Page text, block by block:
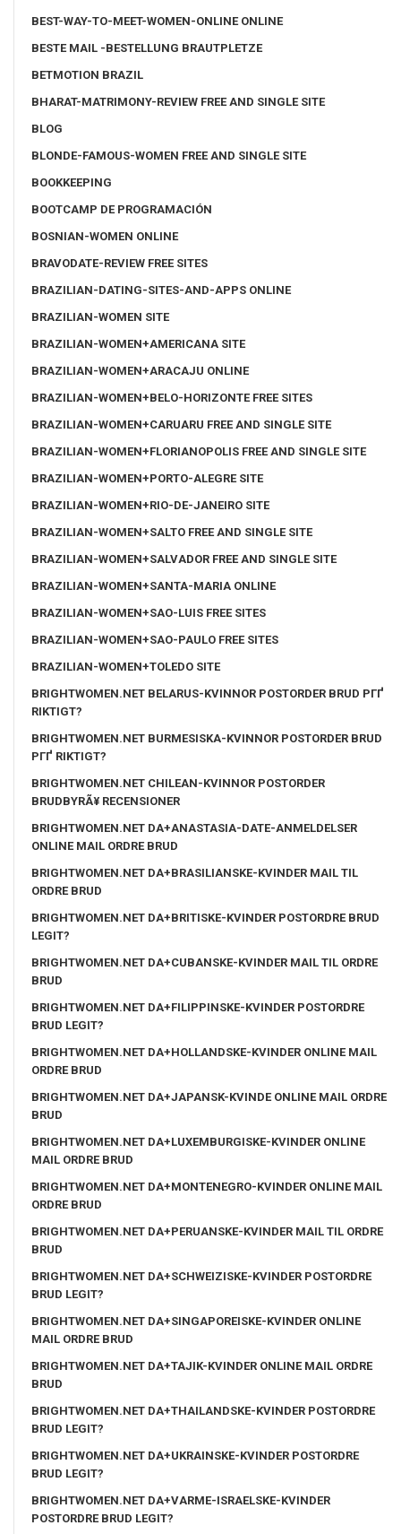
BEST-WAY-TO-MEET-WOMEN-ONLINE ONLINE
BESTE MAIL -BESTELLUNG BRAUTPLETZE
BETMOTION BRAZIL
BHARAT-MATRIMONY-REVIEW FREE AND SINGLE SITE
BLOG
BLONDE-FAMOUS-WOMEN FREE AND SINGLE SITE
BOOKKEEPING
BOOTCAMP DE PROGRAMACIÓN
BOSNIAN-WOMEN ONLINE
BRAVODATE-REVIEW FREE SITES
BRAZILIAN-DATING-SITES-AND-APPS ONLINE
BRAZILIAN-WOMEN SITE
BRAZILIAN-WOMEN+AMERICANA SITE
BRAZILIAN-WOMEN+ARACAJU ONLINE
BRAZILIAN-WOMEN+BELO-HORIZONTE FREE SITES
BRAZILIAN-WOMEN+CARUARU FREE AND SINGLE SITE
BRAZILIAN-WOMEN+FLORIANOPOLIS FREE AND SINGLE SITE
BRAZILIAN-WOMEN+PORTO-ALEGRE SITE
BRAZILIAN-WOMEN+RIO-DE-JANEIRO SITE
BRAZILIAN-WOMEN+SALTO FREE AND SINGLE SITE
BRAZILIAN-WOMEN+SALVADOR FREE AND SINGLE SITE
BRAZILIAN-WOMEN+SANTA-MARIA ONLINE
BRAZILIAN-WOMEN+SAO-LUIS FREE SITES
BRAZILIAN-WOMEN+SAO-PAULO FREE SITES
BRAZILIAN-WOMEN+TOLEDO SITE
BRIGHTWOMEN.NET BELARUS-KVINNOR POSTORDER BRUD PГҐ
RIKTIGT?
BRIGHTWOMEN.NET BURMESISKA-KVINNOR POSTORDER BRUD
PГҐ RIKTIGT?
BRIGHTWOMEN.NET CHILEAN-KVINNOR POSTORDER
BRUDBYRÃ¥ RECENSIONER
BRIGHTWOMEN.NET DA+ANASTASIA-DATE-ANMELDELSER
ONLINE MAIL ORDRE BRUD
BRIGHTWOMEN.NET DA+BRASILIANSKE-KVINDER MAIL TIL
ORDRE BRUD
BRIGHTWOMEN.NET DA+BRITISKE-KVINDER POSTORDRE BRUD
LEGIT?
BRIGHTWOMEN.NET DA+CUBANSKE-KVINDER MAIL TIL ORDRE
BRUD
BRIGHTWOMEN.NET DA+FILIPPINSKE-KVINDER POSTORDRE
BRUD LEGIT?
BRIGHTWOMEN.NET DA+HOLLANDSKE-KVINDER ONLINE MAIL
ORDRE BRUD
BRIGHTWOMEN.NET DA+JAPANSK-KVINDE ONLINE MAIL ORDRE
BRUD
BRIGHTWOMEN.NET DA+LUXEMBURGISKE-KVINDER ONLINE
MAIL ORDRE BRUD
BRIGHTWOMEN.NET DA+MONTENEGRO-KVINDER ONLINE MAIL
ORDRE BRUD
BRIGHTWOMEN.NET DA+PERUANSKE-KVINDER MAIL TIL ORDRE
BRUD
BRIGHTWOMEN.NET DA+SCHWEIZISKE-KVINDER POSTORDRE
BRUD LEGIT?
BRIGHTWOMEN.NET DA+SINGAPOREISKE-KVINDER ONLINE
MAIL ORDRE BRUD
BRIGHTWOMEN.NET DA+TAJIK-KVINDER ONLINE MAIL ORDRE
BRUD
BRIGHTWOMEN.NET DA+THAILANDSKE-KVINDER POSTORDRE
BRUD LEGIT?
BRIGHTWOMEN.NET DA+UKRAINSKE-KVINDER POSTORDRE
BRUD LEGIT?
BRIGHTWOMEN.NET DA+VARME-ISRAELSKE-KVINDER
POSTORDRE BRUD LEGIT?